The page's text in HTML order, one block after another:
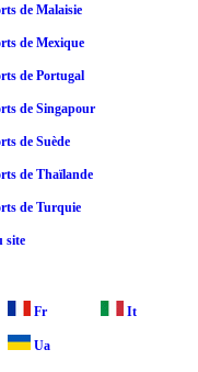
de Malaisie
de Mexique
de Portugal
de Singapour
de Suède
de Thaïlande
de Turquie
site
Fr It
Ua